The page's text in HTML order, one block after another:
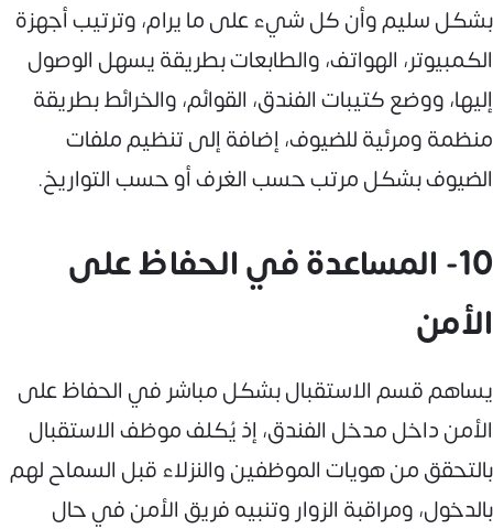
بشكل سليم وأن كل شيء على ما يرام، وترتيب أجهزة
الكمبيوتر، الهواتف، والطابعات بطريقة يسهل الوصول
إليها، ووضع كتيبات الفندق، القوائم، والخرائط بطريقة
منظمة ومرئية للضيوف، إضافة إلى تنظيم ملفات
الضيوف بشكل مرتب حسب الغرف أو حسب التواريخ.
10- المساعدة في الحفاظ على
الأمن
يساهم قسم الاستقبال بشكل مباشر في الحفاظ على
الأمن داخل مدخل الفندق، إذ يُكلف موظف الاستقبال
بالتحقق من هويات الموظفين والنزلاء قبل السماح لهم
بالدخول، ومراقبة الزوار وتنبيه فريق الأمن في حال